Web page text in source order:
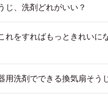
じ、洗剤どれがいい？
れをすればもっときれいに
用洗剤でできる換気扇そう